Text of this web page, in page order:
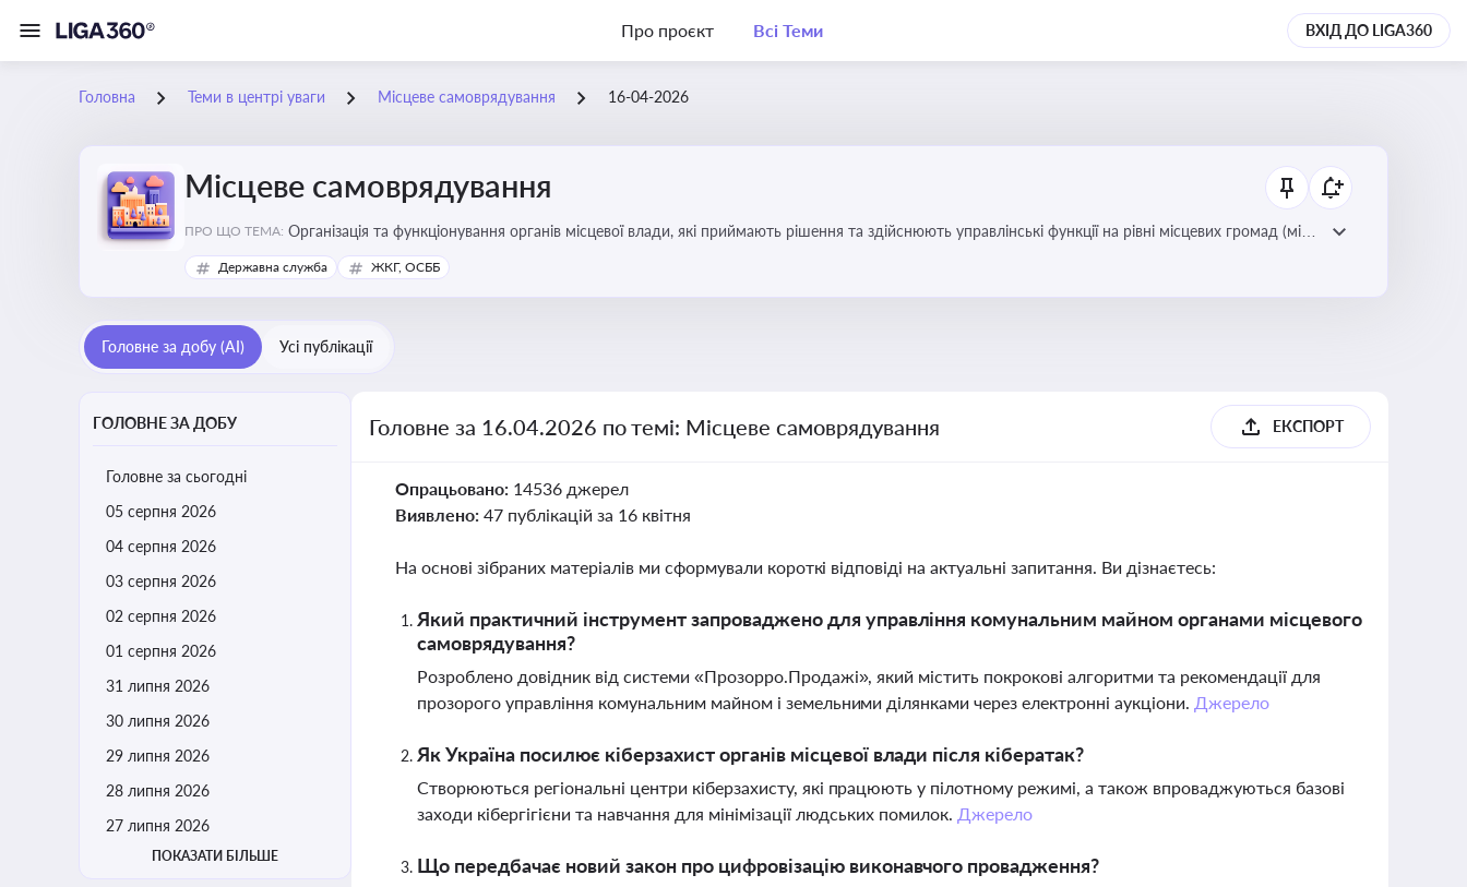
Про проєкт Всі Теми ВХІД ДО LIGA360
Головна Теми в центрі уваги Місцеве самоврядування 16-04-2026
Місцеве самоврядування
ПРО ЩО ТЕМА: Організація та функціонування органів місцевої влади, які приймають рішення та здійснюють управлінські функції на рівні місцевих громад (міст,
сіл, селищ)
Державна служба ЖКГ, ОСББ
Головне за добу (AI) Усі публікації
ГОЛОВНЕ ЗА ДОБУ
Головне за сьогодні
05 серпня 2026
04 серпня 2026
03 серпня 2026
02 серпня 2026
01 серпня 2026
31 липня 2026
30 липня 2026
29 липня 2026
28 липня 2026
27 липня 2026
ПОКАЗАТИ БІЛЬШЕ
Головне за 16.04.2026 по темі: Місцеве самоврядування ЕКСПОРТ
Опрацьовано: 14536 джерел
Виявлено: 47 публікацій за 16 квітня
На основі зібраних матеріалів ми сформували короткі відповіді на актуальні запитання. Ви дізнаєтесь:
Який практичний інструмент запроваджено для управління комунальним майном органами місцевого
самоврядування?
Розроблено довідник від системи «Прозорро.Продажі», який містить покрокові алгоритми та рекомендації для
прозорого управління комунальним майном і земельними ділянками через електронні аукціони. Джерело
Як Україна посилює кіберзахист органів місцевої влади після кібератак?
Створюються регіональні центри кіберзахисту, які працюють у пілотному режимі, а також впроваджуються базові
заходи кібергігієни та навчання для мінімізації людських помилок. Джерело
Що передбачає новий закон про цифровізацію виконавчого провадження?